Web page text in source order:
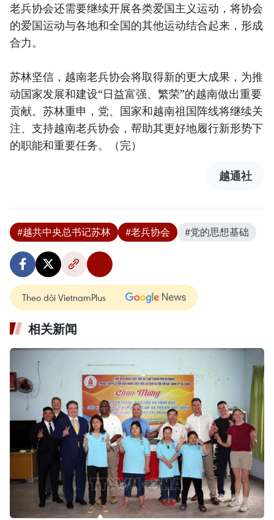
老兵协会还需要继续开展各类爱国主义运动，将协会
的爱国运动与各地和全国的其他运动结合起来，形成
合力。
苏林坚信，越南老兵协会将取得新的更大成果，为推
动国家发展和建设“日益富强、繁荣”的越南做出重要
贡献。苏林重申，党、国家和越南祖国阵线将继续关
注、支持越南老兵协会，帮助其更好地履行新形势下
的职能和重要任务。（完）
越通社
#越共中央总书记苏林 #老兵协会 #党的思想基础
Theo dõi VietnamPlus
相关新闻